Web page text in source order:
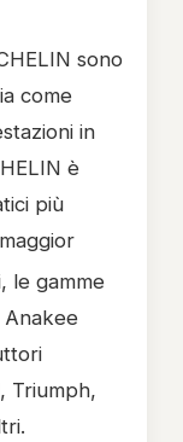
sono
come
in
è
più
le gamme
Anakee
Triumph,